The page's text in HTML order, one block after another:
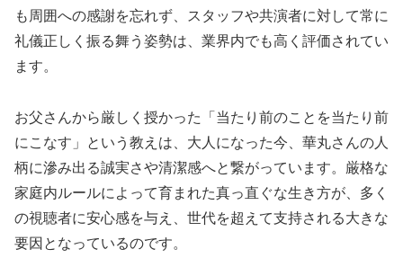
も周囲への感謝を忘れず、スタッフや共演者に対して常に
礼儀正しく振る舞う姿勢は、業界内でも高く評価されてい
ます。
お父さんから厳しく授かった「当たり前のことを当たり前
にこなす」という教えは、大人になった今、華丸さんの人
柄に滲み出る誠実さや清潔感へと繋がっています。厳格な
家庭内ルールによって育まれた真っ直ぐな生き方が、多く
の視聴者に安心感を与え、世代を超えて支持される大きな
要因となっているのです。